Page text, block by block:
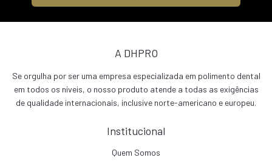
A DHPRO
Se orgulha por ser uma empresa especializada em polimento dental
em todos os níveis, o nosso produto atende a todas as exigências
de qualidade internacionais, inclusive norte-americano e europeu.
Institucional
Quem Somos